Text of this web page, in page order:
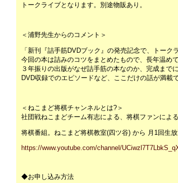
トークライブとなります。別途物販あり。
＜浦野先生からのコメント＞
「新刊『詰手筋DVDブック』の発売記念で、トーク
今回の本は詰みのコツをまとめたもので、長年温め
３年振りの出版がなぜ詰手筋の本なのか、完成まで
DVD収録でのエピソードなど、ここだけの話が満載
＜ねこまど将棋チャンネルとは?＞
社団戦ねこまどチーム有志による、将棋ファンによ
将棋番組。ねこまど将棋教室(四ツ谷) から 月1回生放
https://www.youtube.com/channel/
◆お申し込み方法